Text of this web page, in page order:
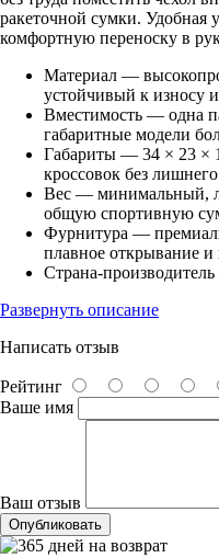
ракеточной сумки. Удобная
комфортную переноску в
Материал —
устойчивый к износу
Вместимость — одна
габаритные модели
Габариты — 34 × 23 ×
кроссовок без
Вес — минимальный,
общую спортивную
Фурнитура —
плавное открывание
Страна-
Развернуть описание
Написать отзыв
Рейтинг
Ваше имя
Ваш отзыв
Опубликовать